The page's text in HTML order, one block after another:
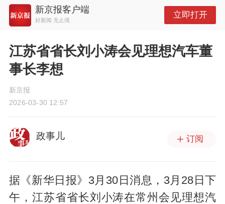
新京报客户端
好新闻 无止境
立即打开
江苏省省长刘小涛会见理想汽车董
事长李想
新京报
2026-03-30 12:57
政事儿 订阅
据《新华日报》3月30日消息，3月28日下
午，江苏省省长刘小涛在常州会见理想汽